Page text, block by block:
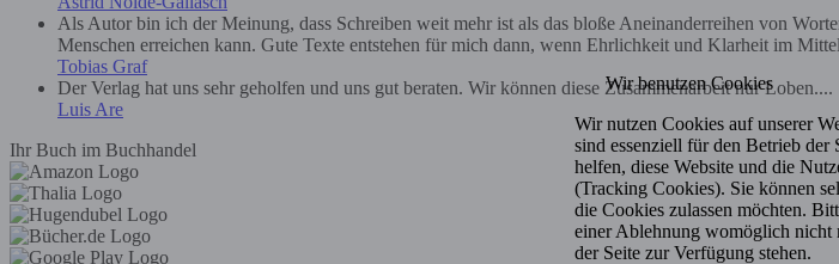
Als Autor bin ich der Meinung, dass Schreiben weit mehr ist als das bloße Aneinanderreihen von
Menschen erreichen kann. Gute Texte entstehen für mich dann, wenn Ehrlichkeit und Klarheit im
Tobias Graf
Der Verlag hat uns sehr geholfen und uns gut beraten. Wir können diese Zusammenarbeit nur Loben....
Luis Are
Ihr Buch im Buchhandel
Wir benutzen Cookies
Wir nutzen Cookies auf unserer
sind essenziell für den Betrieb der
helfen, diese Website und die
(Tracking Cookies). Sie können
die Cookies zulassen möchten.
einer Ablehnung womöglich nicht
der Seite zur Verfügung stehen.